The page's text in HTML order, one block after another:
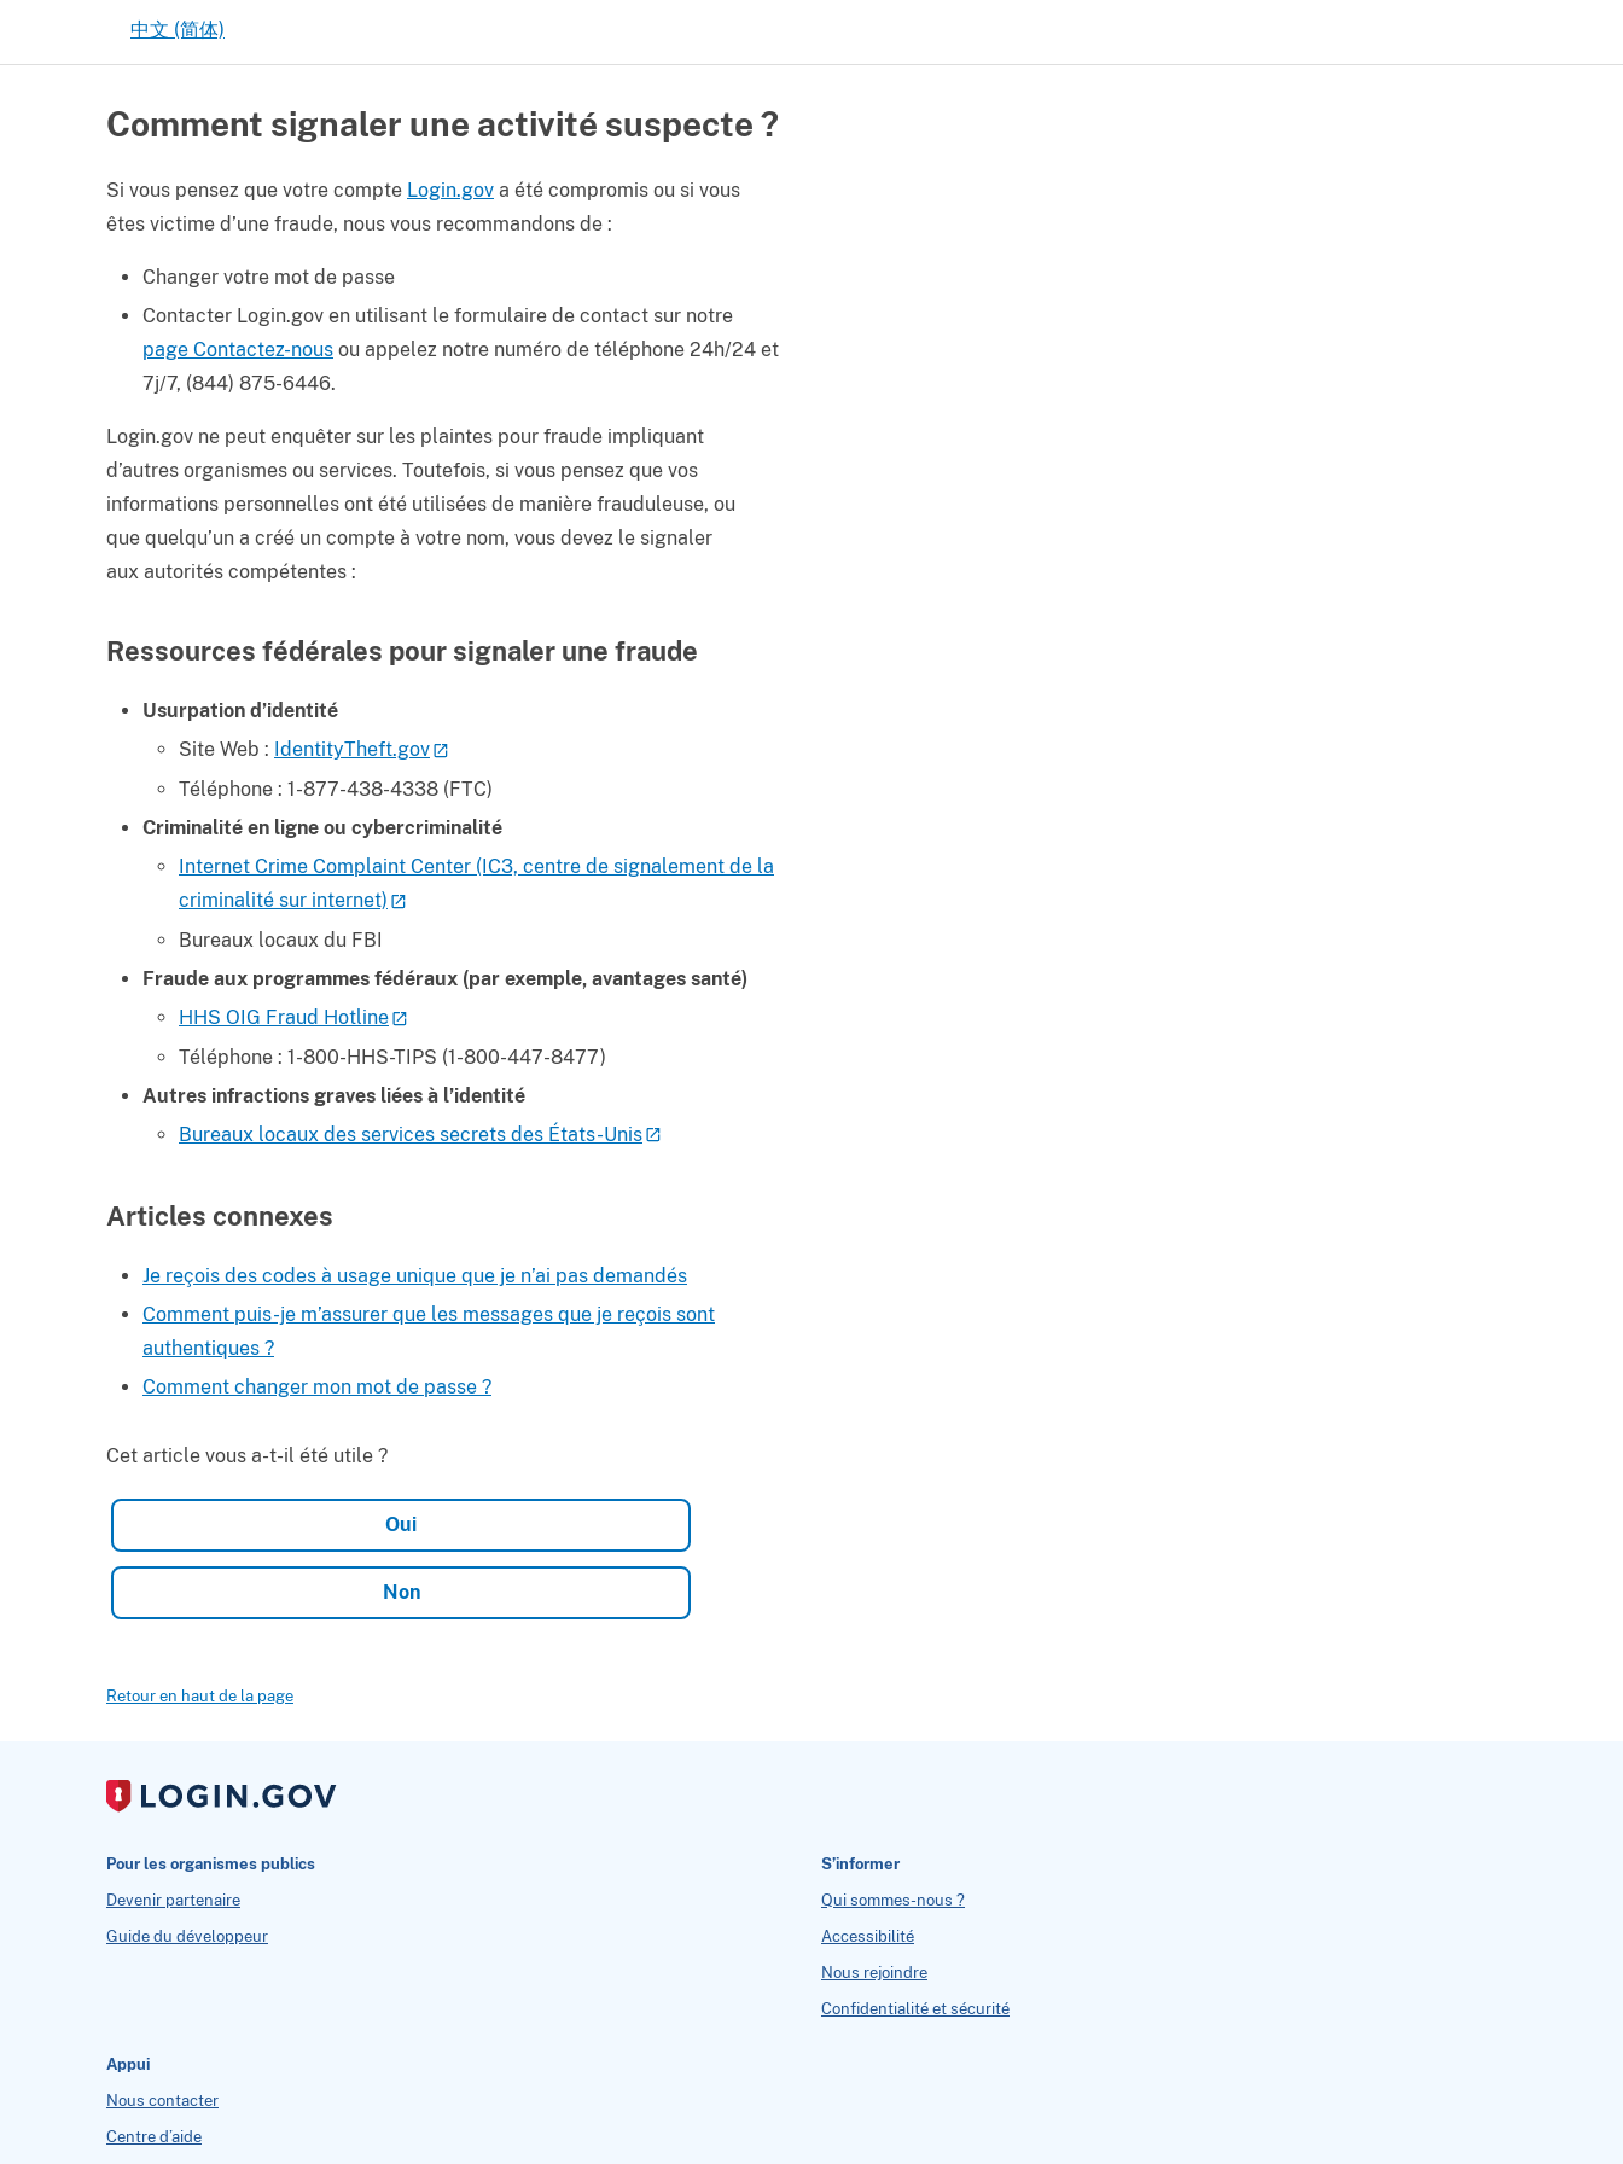
中文 (简体)
Comment signaler une activité suspecte ?
Si vous pensez que votre compte Login.gov a été compromis ou si vous
êtes victime d’une fraude, nous vous recommandons de :
Changer votre mot de passe
Contacter Login.gov en utilisant le formulaire de contact sur notre
page Contactez-nous ou appelez notre numéro de téléphone 24h/24 et
7j/7, (844) 875-6446.
Login.gov ne peut enquêter sur les plaintes pour fraude impliquant
d’autres organismes ou services. Toutefois, si vous pensez que vos
informations personnelles ont été utilisées de manière frauduleuse, ou
que quelqu’un a créé un compte à votre nom, vous devez le signaler
aux autorités compétentes :
Ressources fédérales pour signaler une fraude
Usurpation d’identité
Site Web : IdentityTheft.gov
Téléphone : 1-877-438-4338 (FTC)
Criminalité en ligne ou cybercriminalité
Internet Crime Complaint Center (IC3, centre de signalement de la
criminalité sur internet)
Bureaux locaux du FBI
Fraude aux programmes fédéraux (par exemple, avantages santé)
HHS OIG Fraud Hotline
Téléphone : 1-800-HHS-TIPS (1-800-447-8477)
Autres infractions graves liées à l’identité
Bureaux locaux des services secrets des États-Unis
Articles connexes
Je reçois des codes à usage unique que je n’ai pas demandés
Comment puis-je m’assurer que les messages que je reçois sont
authentiques ?
Comment changer mon mot de passe ?
Cet article vous a-t-il été utile ?
Retour en haut de la page
Pour les organismes publics
Devenir partenaire
Guide du développeur
S’informer
Qui sommes-nous ?
Accessibilité
Nous rejoindre
Confidentialité et sécurité
Appui
Nous contacter
Centre d’aide